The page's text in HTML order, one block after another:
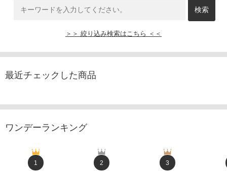
＞＞ 絞り込み検索はこちら ＜＜
最近チェックした商品
ワンデーランキング
1 2 3